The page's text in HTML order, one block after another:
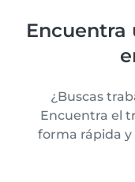
Encuentra
¿Buscas
Encuentra el
forma rápida y